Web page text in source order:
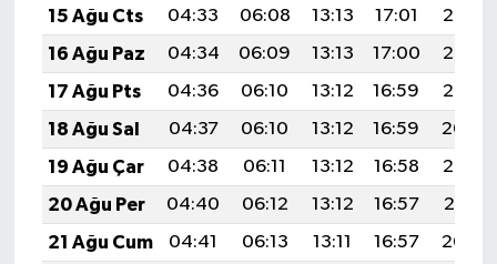
15 Ağu Cts
04:33 06:08 13:13 17:01
20:08
16 Ağu Paz
04:34 06:09 13:13 17:00
20:07
17 Ağu Pts
04:36 06:10 13:12 16:59
20:05
18 Ağu Sal
04:37 06:10 13:12 16:59
20:04
19 Ağu Çar
04:38 06:11 13:12 16:58
20:02
20 Ağu Per
04:40 06:12 13:12 16:57
20:01
21 Ağu Cum
04:41 06:13 13:11 16:57
20:00